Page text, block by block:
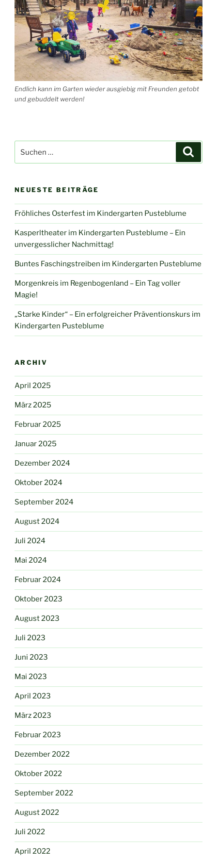
Endlich kann im Garten wieder ausgiebig mit Freunden getobt
und gebuddelt werden!
nach:
NEUESTE BEITRÄGE
Fröhliches Osterfest im Kindergarten Pusteblume
Kasperltheater im Kindergarten Pusteblume – Ein
unvergesslicher Nachmittag!
Buntes Faschingstreiben im Kindergarten Pusteblume
Morgenkreis im Regenbogenland – Ein Tag voller
Magie!
„Starke Kinder“ – Ein erfolgreicher Präventionskurs im
Kindergarten Pusteblume
ARCHIV
April 2025
März 2025
Februar 2025
Januar 2025
Dezember 2024
Oktober 2024
September 2024
August 2024
Juli 2024
Mai 2024
Februar 2024
Oktober 2023
August 2023
Juli 2023
Juni 2023
Mai 2023
April 2023
März 2023
Februar 2023
Dezember 2022
Oktober 2022
September 2022
August 2022
Juli 2022
April 2022